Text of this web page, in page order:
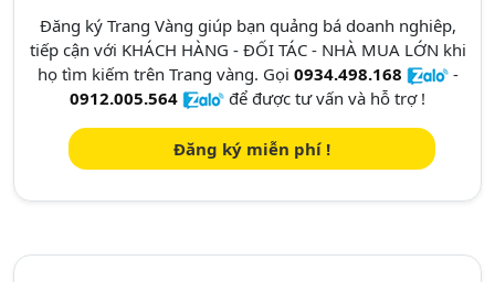
Đăng ký Trang Vàng giúp bạn quảng bá doanh nghiêp,
tiếp cận với KHÁCH HÀNG - ĐỐI TÁC - NHÀ MUA LỚN khi
họ tìm kiếm trên Trang vàng. Gọi 0934.498.168
-
0912.005.564
để được tư vấn và hỗ trợ !
Đăng ký miễn phí !